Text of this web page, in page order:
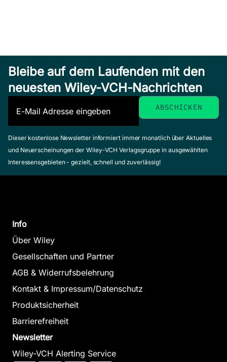
Bleibe auf dem Laufenden mit den
neuesten Wiley-VCH-Nachrichten
Dieser kostenlose Newsletter informiert immer monatlich über Aktuelles
und Neuerscheinungen der Wiley-VCH Verlagsgruppe in ausgewählten
Interessensgebieten - gezielt, schnell und zuverlässig!
Info
Über Wiley
Gesellschaften und Partner
AGB & Widerrufsbelehrung
Kontakt & Impressum/Datenschutz
Produktsicherheit
Barrierefreiheit
Newsletter
Wiley-VCH Alerting Service